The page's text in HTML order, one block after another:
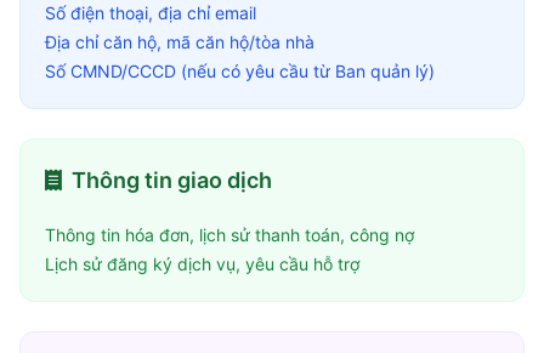
Số điện thoại, địa chỉ email
Địa chỉ căn hộ, mã căn hộ/tòa nhà
Số CMND/CCCD (nếu có yêu cầu từ Ban quản lý)
Thông tin giao dịch
Thông tin hóa đơn, lịch sử thanh toán, công nợ
Lịch sử đăng ký dịch vụ, yêu cầu hỗ trợ